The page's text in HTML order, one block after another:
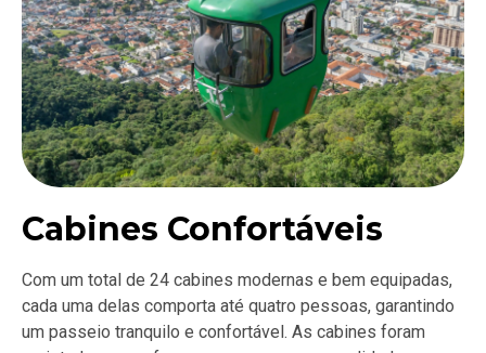
Cabines Confortáveis
Com um total de 24 cabines modernas e bem equipadas,
cada uma delas comporta até quatro pessoas, garantindo
um passeio tranquilo e confortável. As cabines foram